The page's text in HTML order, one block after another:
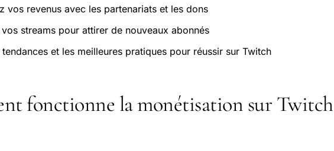
vos revenus avec les partenariats et les dons
streams pour attirer de nouveaux abonnés
tendances et les meilleures pratiques pour réussir sur Twitch
fonctionne la monétisation sur Twitch